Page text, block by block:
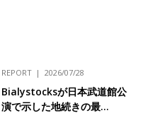
REPORT 2026/07/28
Bialystocksが日本武道館公
演で示した地続きの最…